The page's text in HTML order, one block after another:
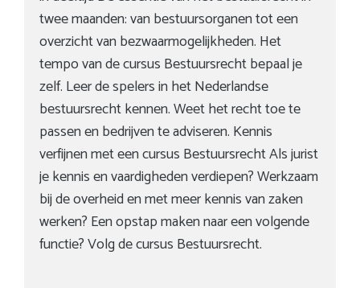
twee maanden: van bestuursorganen tot een
overzicht van bezwaarmogelijkheden. Het
tempo van de cursus Bestuursrecht bepaal je
zelf. Leer de spelers in het Nederlandse
bestuursrecht kennen. Weet het recht toe te
passen en bedrijven te adviseren. Kennis
verfijnen met een cursus Bestuursrecht Als jurist
je kennis en vaardigheden verdiepen? Werkzaam
bij de overheid en met meer kennis van zaken
werken? Een opstap maken naar een volgende
functie? Volg de cursus Bestuursrecht.